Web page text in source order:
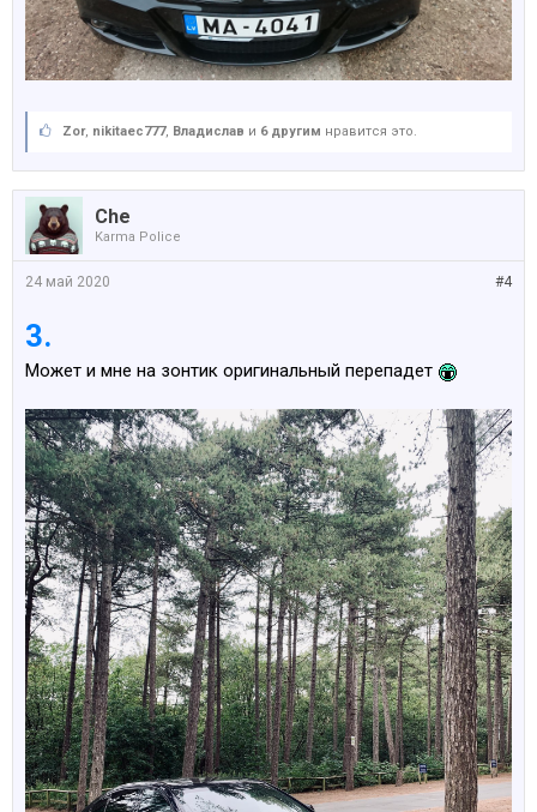
Zor, nikitaec777, Владислав и 6 другим нравится это.
Che
Karma Police
#4
24 май 2020
3.
Может и мне на зонтик оригинальный перепадет